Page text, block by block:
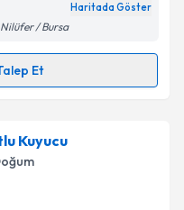
ilişkin
Aydınlatma
verilerimin belirtilen
ediyorum.
Haritada Göster
Nilüfer / Bursa
Et
için randevu takvimi
randevu almanız
e-posta ile
Kuyucu